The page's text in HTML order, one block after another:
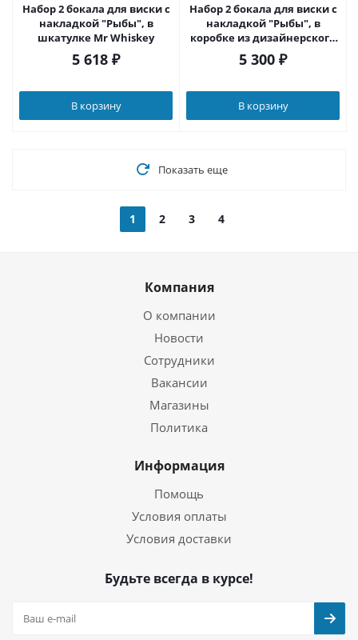
Набор 2 бокала для виски с
накладкой "Рыбы", в
шкатулке Mr Whiskey
5 618 ₽
В корзину
Набор 2 бокала для виски с
накладкой "Рыбы", в
коробке из дизайнерского
картона
5 300 ₽
В корзину
Показать еще
1 2 3 4
Компания
О компании
Новости
Сотрудники
Вакансии
Магазины
Политика
Информация
Помощь
Условия оплаты
Условия доставки
Будьте всегда в курсе!